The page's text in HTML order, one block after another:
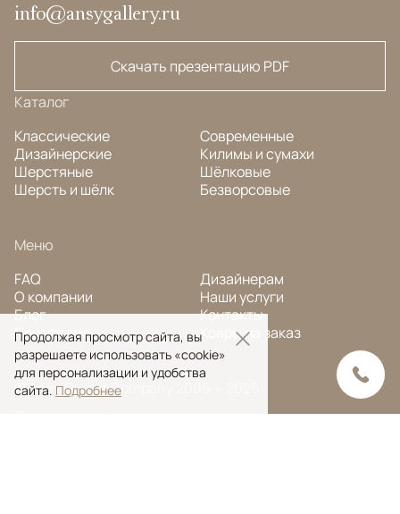
info@ansygallery.ru
Скачать презентацию PDF
Каталог
Классические
Дизайнерские
Шерстяные
Шерсть и шёлк
Современные
Килимы и сумахи
Шёлковые
Безворсовые
Меню
FAQ
О компании
Блог
Портфолио
Дизайнерам
Наши услуги
Контакты
Ковры на заказ
© Ansy Carpet Company 2005 — 2026
Продолжая просмотр сайта, вы
разрешаете использовать «cookie»
для персонализации и удобства
сайта. Подробнее